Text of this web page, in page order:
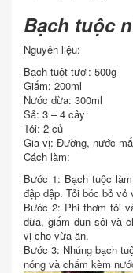
Bạch tuộc
Nguyên liệu:
Bạch tuột tươi: 500g
Giấm: 200ml
Nước dừa: 300ml
Sả: 3 – 4 cây
Tỏi: 2 củ
Gia vị: Đường, nước
Cách làm:
Bước 1: Bạch tuộc
đập dập. Tỏi bóc bỏ vỏ
Bước 2: Phi thơm tỏi
dừa, giấm đun sôi và
vị cho vừa ăn.
Bước 3: Nhúng bạch
nóng và chấm kèm